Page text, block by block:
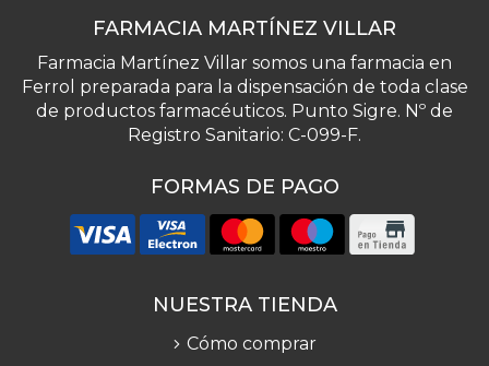
FARMACIA MARTÍNEZ VILLAR
Farmacia Martínez Villar somos una farmacia en
Ferrol preparada para la dispensación de toda clase
de productos farmacéuticos. Punto Sigre. Nº de
Registro Sanitario: C-099-F.
FORMAS DE PAGO
NUESTRA TIENDA
Cómo comprar